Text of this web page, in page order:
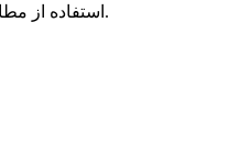
استفاده از مطالب سایت با ذکر منبع بلامانع میباشد.